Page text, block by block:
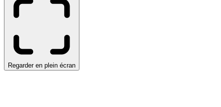
Regarder en plein écran